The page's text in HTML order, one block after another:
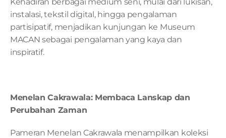
instalasi, tekstil digital, hingga pengalaman
partisipatif, menjadikan kunjungan ke Museum
MACAN sebagai pengalaman yang kaya dan
inspiratif.
Menelan Cakrawala: Membaca Lanskap dan
Perubahan Zaman
Pameran Menelan Cakrawala menampilkan koleksi